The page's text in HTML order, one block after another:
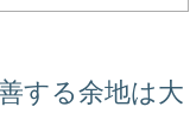
する余地は大